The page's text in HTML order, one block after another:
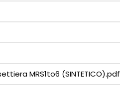
MRS1to6 (SINTETICO).pdf